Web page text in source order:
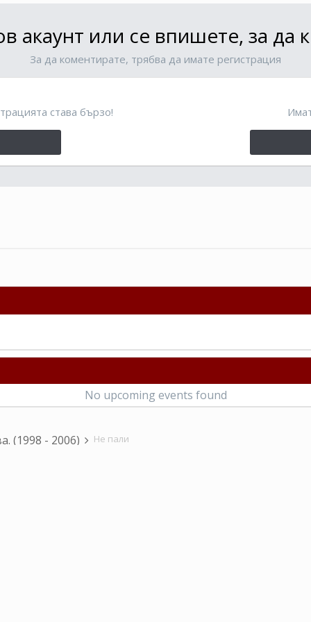
акаунт или се впишете, за да
За да коментирате, трябва да имате регистрация
става бързо!
No upcoming events found
(1998 - 2006) Не пали